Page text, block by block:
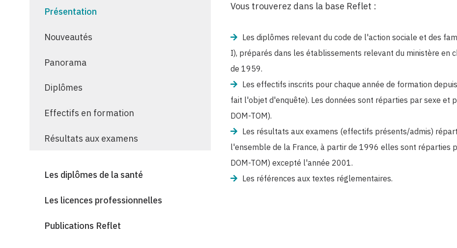
Présentation
Nouveautés
Panorama
Diplômes
Effectifs en formation
Résultats aux examens
Les diplômes de la santé
Les licences professionnelles
Publications Reflet
Vous trouverez dans la base Reflet :
Les diplômes relevant du code de l'action sociale et des
I), préparés dans les établissements relevant du ministère en
de 1959.
Les effectifs inscrits pour chaque année de formation
fait l'objet d'enquête). Les données sont réparties par sexe
DOM-TOM).
Les résultats aux examens (effectifs présents/admis)
l'ensemble de la France, à partir de 1996 elles sont réparties
DOM-TOM) excepté l'année 2001.
Les références aux textes réglementaires.